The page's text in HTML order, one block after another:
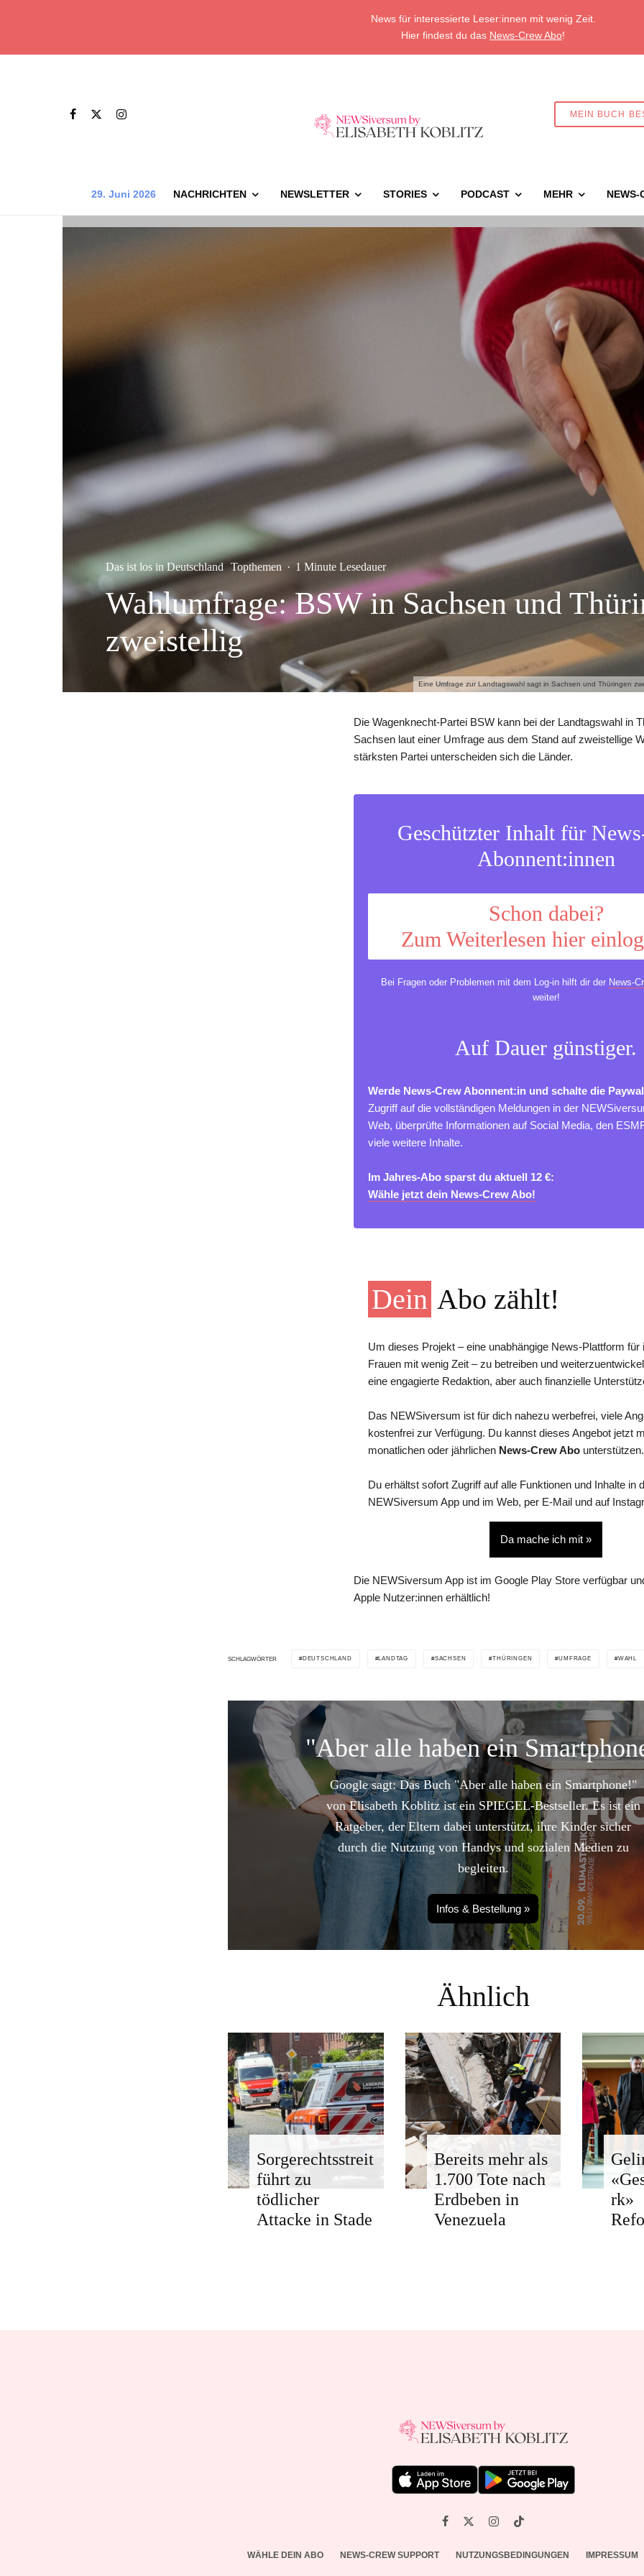
News für interessierte Leser:innen mit wenig Zeit.
Hier findest du das News-Crew Abo!
MEIN BUCH
29. Juni 2026 NACHRICHTEN NEWSLETTER STORIES PODCAST MEHR NEWS-
Eine Umfrage zur Landtagswahl sagt in Sachsen und Thüringen
Das ist los in Deutschland Topthemen · 1 Minute Lesedauer
Wahlumfrage: BSW in Sachsen und
zweistellig
Die Wagenknecht-Partei BSW kann bei der Landtagswahl in
Sachsen laut einer Umfrage aus dem Stand auf zweistellige
stärksten Partei unterscheiden sich die Länder.
Geschützter Inhalt für
Abonnent:innen
Schon dabei?
Zum Weiterlesen hier
Bei Fragen oder Problemen mit dem Log-in hilft dir der News-
weiter!
Auf Dauer günstiger.
Werde News-Crew Abonnent:in und schalte die
Zugriff auf die vollständigen Meldungen in der
Web, überprüfte Informationen auf Social Media, den
viele weitere Inhalte.
Im Jahres-Abo sparst du aktuell 12 €:
Wähle jetzt dein News-Crew Abo!
Dein Abo zählt!
Um dieses Projekt – eine unabhängige News-Plattform für
Frauen mit wenig Zeit – zu betreiben und
eine engagierte Redaktion, aber auch finanzielle
Das NEWSiversum ist für dich nahezu werbefrei, viele
kostenfrei zur Verfügung. Du kannst dieses Angebot jetzt
monatlichen oder jährlichen News-Crew Abo unterstützen.
Du erhältst sofort Zugriff auf alle Funktionen und Inhalte in
NEWSiversum App und im Web, per E-Mail und auf
Da mache ich mit »
Die NEWSiversum App ist im Google Play Store verfügbar
Apple Nutzer:innen erhältlich!
SCHLAGWÖRTER DEUTSCHLAND LANDTAG SACHSEN THÜRINGEN UMFRAGE WAHL
"Aber alle haben ein
Google sagt: Das Buch "Aber alle haben ein Smartphone!"
von Elisabeth Koblitz ist ein SPIEGEL-Bestseller. Es ist ein
Ratgeber, der Eltern dabei unterstützt, ihre Kinder sicher
durch die Nutzung von Handys und sozialen Medien zu
begleiten.
Infos & Bestellung »
Ähnlich
Sorgerechtsstreit
führt zu
tödlicher
Attacke in Stade
Bereits mehr als
1.700 Tote nach
Erdbeben in
Venezuela
rk»
WÄHLE DEIN ABO NEWS-CREW SUPPORT NUTZUNGSBEDINGUNGEN IMPRESSUM